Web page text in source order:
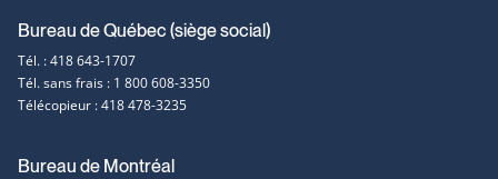
Coordonnées
et
contact
Bureau de Québec (siège social)
Tél. : 418 643-1707
Tél. sans frais : 1 800 608-3350
Télécopieur : 418 478-3235
Bureau de Montréal